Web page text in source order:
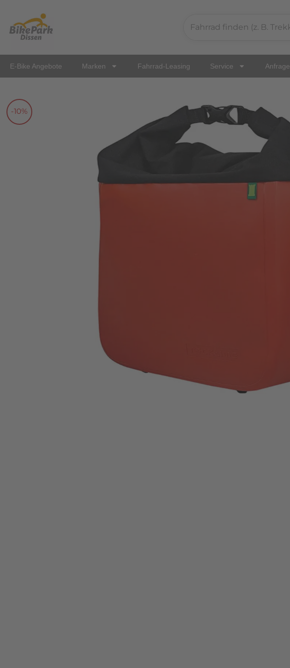
springen
E-Bike Angebote Marken Fahrrad-Leasing Service Anfrage
-10%